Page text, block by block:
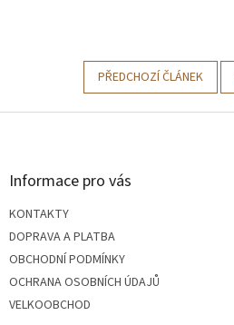
PŘEDCHOZÍ ČLÁNEK
Z
á
p
a
t
Informace pro vás
KONTAKTY
DOPRAVA A PLATBA
OBCHODNÍ PODMÍNKY
OCHRANA OSOBNÍCH ÚDAJŮ
VELKOOBCHOD